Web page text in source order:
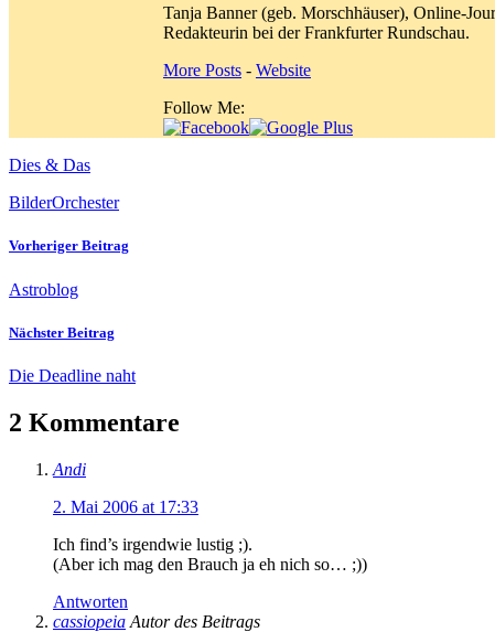
Tanja Banner (geb. Morschhäuser), Online-
Redakteurin bei der Frankfurter Rundschau.
More Posts - Website
Follow Me:
Dies & Das
BilderOrchester
Vorheriger Beitrag
Astroblog
Nächster Beitrag
Die Deadline naht
2 Kommentare
Andi
2. Mai 2006 at 17:33
Ich find’s irgendwie lustig ;).
(Aber ich mag den Brauch ja eh nich so… ;))
Antworten
cassiopeia Autor des Beitrags